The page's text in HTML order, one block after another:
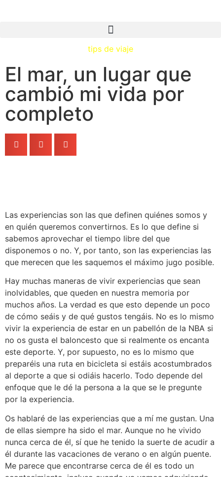
tips de viaje
El mar, un lugar que
cambió mi vida por
completo
Las experiencias son las que definen quiénes somos y
en quién queremos convertirnos. Es lo que define si
sabemos aprovechar el tiempo libre del que
disponemos o no. Y, por tanto, son las experiencias las
que merecen que les saquemos el máximo jugo posible.
Hay muchas maneras de vivir experiencias que sean
inolvidables, que queden en nuestra memoria por
muchos años. La verdad es que esto depende un poco
de cómo seáis y de qué gustos tengáis. No es lo mismo
vivir la experiencia de estar en un pabellón de la NBA si
no os gusta el baloncesto que si realmente os encanta
este deporte. Y, por supuesto, no es lo mismo que
preparéis una ruta en bicicleta si estáis acostumbrados
al deporte a que si odiáis hacerlo. Todo depende del
enfoque que le dé la persona a la que se le pregunte
por la experiencia.
Os hablaré de las experiencias que a mí me gustan. Una
de ellas siempre ha sido el mar. Aunque no he vivido
nunca cerca de él, sí que he tenido la suerte de acudir a
él durante las vacaciones de verano o en algún puente.
Me parece que encontrarse cerca de él es todo un